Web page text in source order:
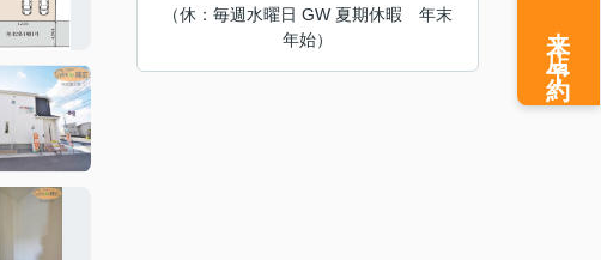
（休：毎週水曜日 GW 夏期休暇 年末
年始）
来店予約